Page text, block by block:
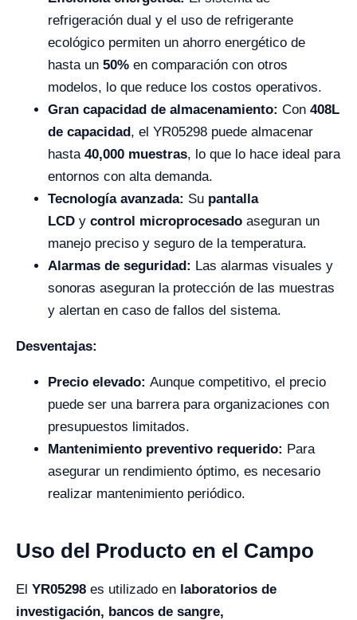
refrigeración dual y el uso de refrigerante
ecológico permiten un ahorro energético de
hasta un 50% en comparación con otros
modelos, lo que reduce los costos operativos.
Gran capacidad de almacenamiento: Con 408L
de capacidad, el YR05298 puede almacenar
hasta 40,000 muestras, lo que lo hace ideal para
entornos con alta demanda.
Tecnología avanzada: Su pantalla
LCD y control microprocesado aseguran un
manejo preciso y seguro de la temperatura.
Alarmas de seguridad: Las alarmas visuales y
sonoras aseguran la protección de las muestras
y alertan en caso de fallos del sistema.
Desventajas:
Precio elevado: Aunque competitivo, el precio
puede ser una barrera para organizaciones con
presupuestos limitados.
Mantenimiento preventivo requerido: Para
asegurar un rendimiento óptimo, es necesario
realizar mantenimiento periódico.
Uso del Producto en el Campo
El YR05298 es utilizado en laboratorios de
investigación, bancos de sangre,